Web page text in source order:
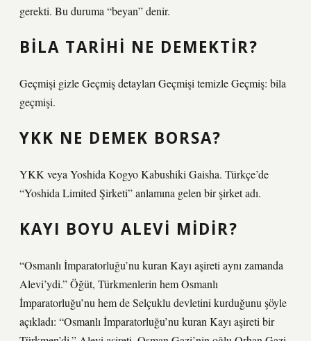
gerekti. Bu duruma “beyan” denir.
BILA TARIHI NE DEMEKTIR?
Geçmişi gizle Geçmiş detayları Geçmişi temizle Geçmiş: bila
geçmişi.
YKK NE DEMEK BORSA?
YKK veya Yoshida Kogyo Kabushiki Gaisha. Türkçe’de
“Yoshida Limited Şirketi” anlamına gelen bir şirket adı.
KAYI BOYU ALEVI MIDIR?
“Osmanlı İmparatorluğu’nu kuran Kayı aşireti aynı zamanda
Alevi’ydi.” Öğüt, Türkmenlerin hem Osmanlı
İmparatorluğu’nu hem de Selçuklu devletini kurduğunu şöyle
açıkladı: “Osmanlı İmparatorluğu’nu kuran Kayı aşireti bir